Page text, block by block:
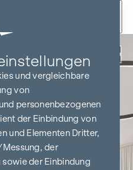
und vergleichbare
von
personenbezogenen
der Einbindung von
und Elementen Dritter,
der
der Einbindung